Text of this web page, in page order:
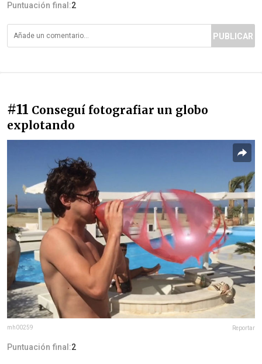
Puntuación final:2
PUBLICAR
#11 Conseguí fotografiar un globo
explotando
mh00259 Reportar
Puntuación final:2